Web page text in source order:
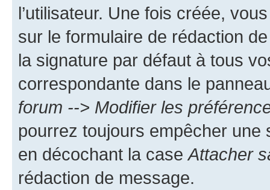
l’utilisateur. Une fois créée,
sur le formulaire de rédaction
la signature par défaut à tous
correspondante dans le
forum --> Modifier les
pourrez toujours empêcher une
en décochant la case Attacher
rédaction de message.